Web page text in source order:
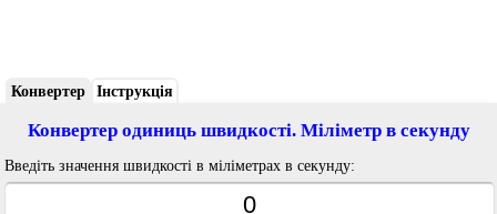
Конвертер Інструкція
Конвертер одиниць швидкості. Міліметр в секунду
Введіть значення швидкості в міліметрах в секунду: